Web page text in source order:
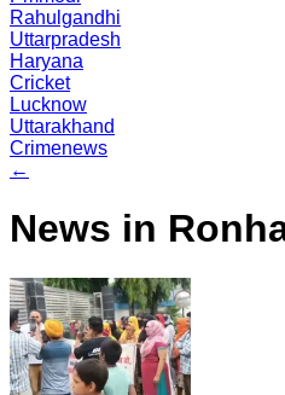
Rahulgandhi
Uttarpradesh
Haryana
Cricket
Lucknow
Uttarakhand
Crimenews
←
News in